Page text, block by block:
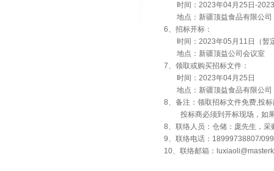
时间：2023年04月25日-2023
地点：新疆顶益食品有限公司
6、招标开标：
时间：2023年05月11日（暂
地点：新疆顶益公司会议室
7、领取或购买招标文件：
时间：2023年04月25日
地点：新疆顶益食品有限公司
8、备注：领取招标文件免费,投
投标商必须到开标现场，如果
8、联络人员：仓储：庞先生，采
9、联络电话：18999738807/
10、联络邮箱：